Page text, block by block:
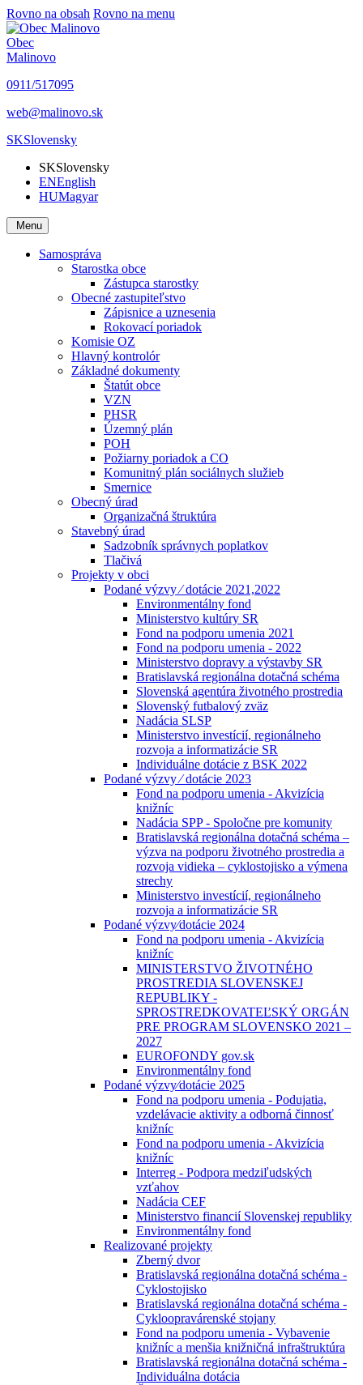
Rovno na obsah Rovno na menu
Obec
Malinovo
0911/517095
web@malinovo.sk
SKSlovensky
SKSlovensky
ENEnglish
HUMagyar
Menu
Samospráva
Starostka obce
Zástupca starostky
Obecné zastupiteľstvo
Zápisnice a uznesenia
Rokovací poriadok
Komisie OZ
Hlavný kontrolór
Základné dokumenty
Štatút obce
VZN
PHSR
Územný plán
POH
Požiarny poriadok a CO
Komunitný plán sociálnych služieb
Smernice
Obecný úrad
Organizačná štruktúra
Stavebný úrad
Sadzobník správnych poplatkov
Tlačivá
Projekty v obci
Podané výzvy ⁄ dotácie 2021,2022
Environmentálny fond
Ministerstvo kultúry SR
Fond na podporu umenia 2021
Fond na podporu umenia - 2022
Ministerstvo dopravy a výstavby SR
Bratislavská regionálna dotačná schéma
Slovenská agentúra životného prostredia
Slovenský futbalový zväz
Nadácia SLSP
Ministerstvo investícií, regionálneho
rozvoja a informatizácie SR
Individuálne dotácie z BSK 2022
Podané výzvy ⁄ dotácie 2023
Fond na podporu umenia - Akvizícia
knižníc
Nadácia SPP - Spoločne pre komunity
Bratislavská regionálna dotačná schéma –
výzva na podporu životného prostredia a
rozvoja vidieka – cyklostojisko a výmena
strechy
Ministerstvo investícií, regionálneho
rozvoja a informatizácie SR
Podané výzvy⁄dotácie 2024
Fond na podporu umenia - Akvizícia
knižníc
MINISTERSTVO ŽIVOTNÉHO
PROSTREDIA SLOVENSKEJ
REPUBLIKY -
SPROSTREDKOVATEĽSKÝ ORGÁN
PRE PROGRAM SLOVENSKO 2021 –
2027
EUROFONDY gov.sk
Environmentálny fond
Podané výzvy⁄dotácie 2025
Fond na podporu umenia - Podujatia,
vzdelávacie aktivity a odborná činnosť
knižníc
Fond na podporu umenia - Akvizícia
knižníc
Interreg - Podpora medziľudských
vzťahov
Nadácia CEF
Ministerstvo financií Slovenskej republiky
Environmentálny fond
Realizované projekty
Zberný dvor
Bratislavská regionálna dotačná schéma -
Cyklostojisko
Bratislavská regionálna dotačná schéma -
Cykloopravárenské stojany
Fond na podporu umenia - Vybavenie
knižníc a menšia knižničná infraštruktúra
Bratislavská regionálna dotačná schéma -
Individuálna dotácia